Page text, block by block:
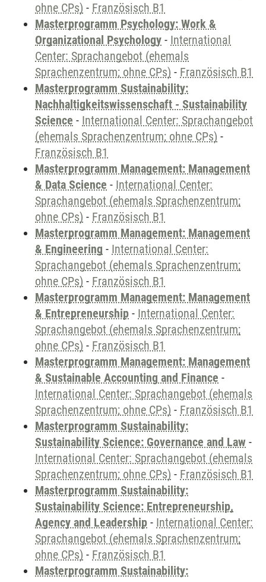
ohne CPs) - Französisch B1
Masterprogramm Psychology: Work &
Organizational Psychology - International
Center: Sprachangebot (ehemals
Sprachenzentrum; ohne CPs) - Französisch B1
Masterprogramm Sustainability:
Nachhaltigkeitswissenschaft - Sustainability
Science - International Center: Sprachangebot
(ehemals Sprachenzentrum; ohne CPs) -
Französisch B1
Masterprogramm Management: Management
& Data Science - International Center:
Sprachangebot (ehemals Sprachenzentrum;
ohne CPs) - Französisch B1
Masterprogramm Management: Management
& Engineering - International Center:
Sprachangebot (ehemals Sprachenzentrum;
ohne CPs) - Französisch B1
Masterprogramm Management: Management
& Entrepreneurship - International Center:
Sprachangebot (ehemals Sprachenzentrum;
ohne CPs) - Französisch B1
Masterprogramm Management: Management
& Sustainable Accounting and Finance -
International Center: Sprachangebot (ehemals
Sprachenzentrum; ohne CPs) - Französisch B1
Masterprogramm Sustainability:
Sustainability Science: Governance and Law -
International Center: Sprachangebot (ehemals
Sprachenzentrum; ohne CPs) - Französisch B1
Masterprogramm Sustainability:
Sustainability Science: Entrepreneurship,
Agency and Leadership - International Center:
Sprachangebot (ehemals Sprachenzentrum;
ohne CPs) - Französisch B1
Masterprogramm Sustainability: